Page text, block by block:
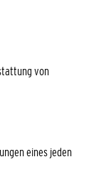
von
eines jeden